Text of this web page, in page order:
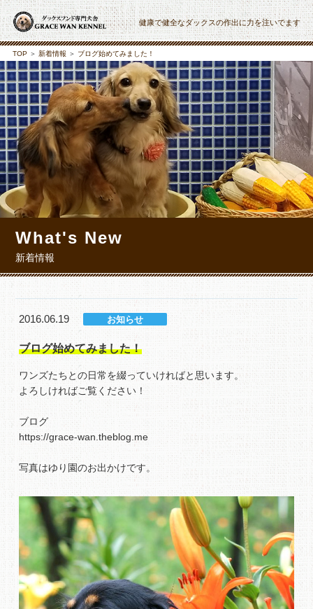
健康で健全なダックスの作出に力を注いでます
TOP＞ 新着情報 ＞ ブログ始めてみました！
What's New
新着情報
2016.06.19 お知らせ
ブログ始めてみました！
ワンズたちとの日常を綴っていければと思います。
よろしければご覧ください！
ブログ
https://grace-wan.theblog.me
写真はゆり園のお出かけです。